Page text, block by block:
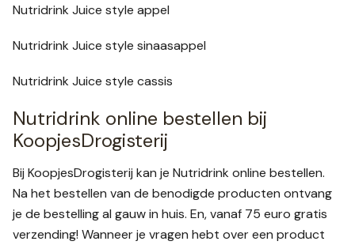
Nutridrink Juice style appel
Nutridrink Juice style sinaasappel
Nutridrink Juice style cassis
Nutridrink online bestellen bij
KoopjesDrogisterij
Bij KoopjesDrogisterij kan je Nutridrink online bestellen.
Na het bestellen van de benodigde producten ontvang
je de bestelling al gauw in huis. En, vanaf 75 euro gratis
verzending! Wanneer je vragen hebt over een product